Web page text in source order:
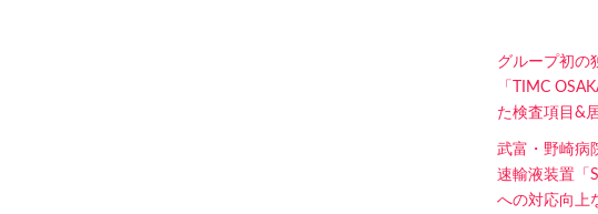
グループ初の
「TIMC
た検査項目&
武富・野崎病
速輸液装置「
への対応向上